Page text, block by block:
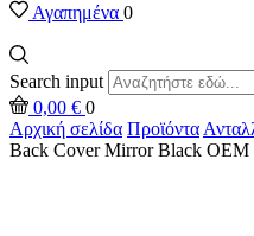
Αγαπημένα 0
Search input
0,00 € 0
Αρχική σελίδα Προϊόντα
Back Cover Mirror Black OEM